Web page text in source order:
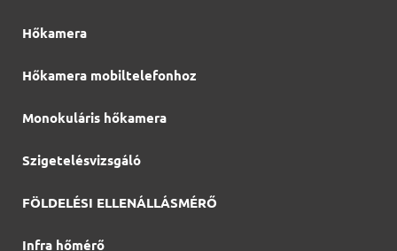
Hőkamera
Hőkamera mobiltelefonhoz
Monokuláris hőkamera
Szigetelésvizsgáló
FÖLDELÉSI ELLENÁLLÁSMÉRŐ
Infra hőmérő